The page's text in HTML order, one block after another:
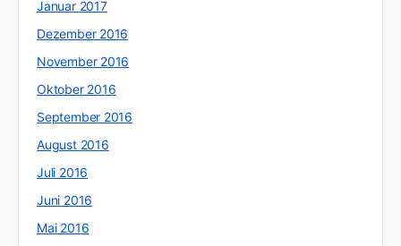
Januar 2017
Dezember 2016
November 2016
Oktober 2016
September 2016
August 2016
Juli 2016
Juni 2016
Mai 2016